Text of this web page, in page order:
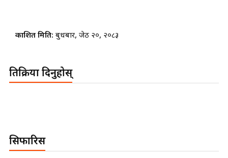
प्रकाशित मिति: बुधबार, जेठ २०, २०८३
प्रतिक्रिया दिनुहोस्
सिफारिस